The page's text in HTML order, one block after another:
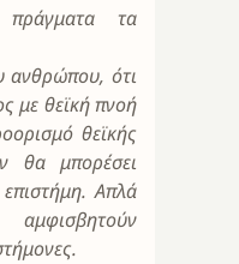
τα
ανθρώπου, ότι
με θεϊκή πνοή
θεϊκής
θα μπορέσει
Απλά